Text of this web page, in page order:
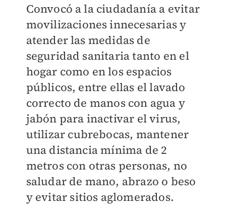
Convocó a la ciudadanía a evitar
movilizaciones innecesarias y
atender las medidas de
seguridad sanitaria tanto en el
hogar como en los espacios
públicos, entre ellas el lavado
correcto de manos con agua y
jabón para inactivar el virus,
utilizar cubrebocas, mantener
una distancia mínima de 2
metros con otras personas, no
saludar de mano, abrazo o beso
y evitar sitios aglomerados.